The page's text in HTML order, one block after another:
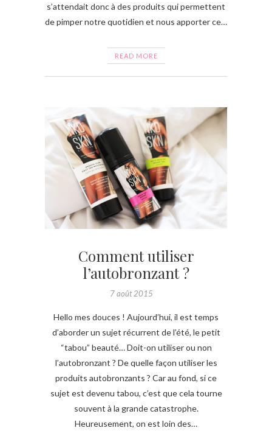
s’attendait donc à des produits qui permettent
de pimper notre quotidien et nous apporter ce…
READ MORE
Comment utiliser
l’autobronzant ?
7 août 2015
Hello mes douces ! Aujourd’hui, il est temps
d’aborder un sujet récurrent de l’été, le petit
“tabou” beauté… Doit-on utiliser ou non
l’autobronzant ? De quelle façon utiliser les
produits autobronzants ? Car au fond, si ce
sujet est devenu tabou, c’est que cela tourne
souvent à la grande catastrophe.
Heureusement, on est loin des…